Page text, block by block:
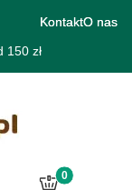
KontaktO nas
150 zł
Produkty w
Koszyk